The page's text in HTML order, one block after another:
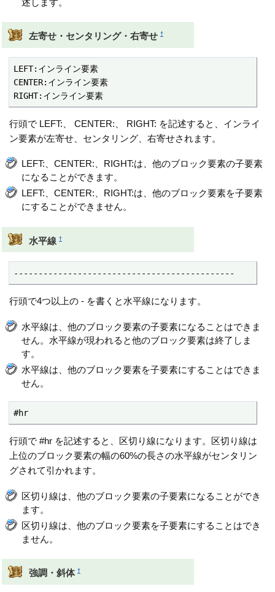
述します。
左寄せ・センタリング・右寄せ †
LEFT:インライン要素
CENTER:インライン要素
RIGHT:インライン要素
行頭で LEFT:、 CENTER:、 RIGHT: を記述すると、インライ
ン要素が左寄せ、センタリング、右寄せされます。
LEFT:、CENTER:、RIGHT:は、他のブロック要素の子要素
になることができます。
LEFT:、CENTER:、RIGHT:は、他のブロック要素を子要素
にすることができません。
水平線 †
---------------------------------------------
行頭で4つ以上の - を書くと水平線になります。
水平線は、他のブロック要素の子要素になることはできま
せん。水平線が現われると他のブロック要素は終了しま
す。
水平線は、他のブロック要素を子要素にすることはできま
せん。
#hr
行頭で #hr を記述すると、区切り線になります。区切り線は
上位のブロック要素の幅の60%の長さの水平線がセンタリン
グされて引かれます。
区切り線は、他のブロック要素の子要素になることができ
ます。
区切り線は、他のブロック要素を子要素にすることはでき
ません。
強調・斜体 †